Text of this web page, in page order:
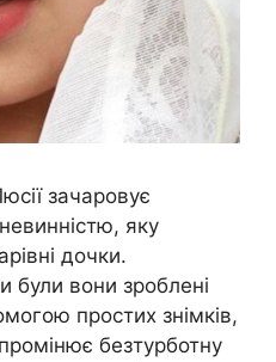
зачаровує
яку
дочки.
були вони зроблені
простих знімків,
безтурботну